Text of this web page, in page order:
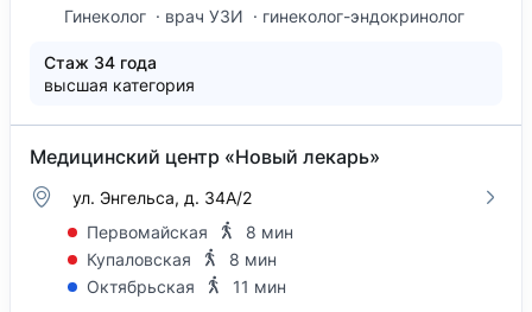
Гинеколог врач УЗИ гинеколог-эндокринолог
Стаж 34 года
высшая категория
Медицинский центр «Новый лекарь»
ул. Энгельса, д. 34А/2
Первомайская
8 мин
Купаловская
8 мин
Октябрьская
11 мин